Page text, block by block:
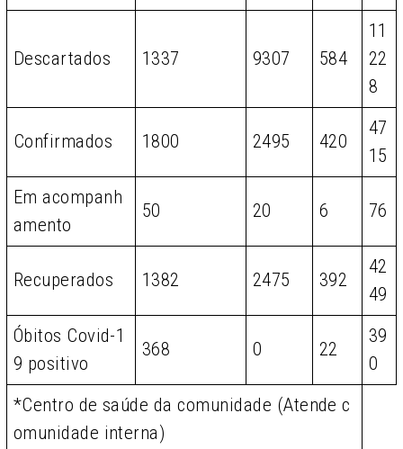
Descartados 1337 9307 584
11
22
8
Confirmados 1800 2495 420
47
15
Em acompanh
amento
50 20 6 76
Recuperados 1382 2475 392
42
49
Óbitos Covid-1
9 positivo
368 0 22
39
0
*Centro de saúde da comunidade (Atende c
omunidade interna)